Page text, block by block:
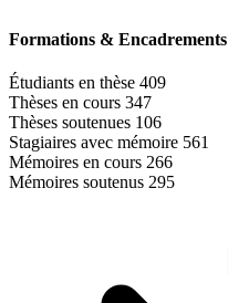
Formations & Encadrements
Étudiants en thèse 409
Thèses en cours 347
Thèses soutenues 106
Stagiaires avec mémoire 561
Mémoires en cours 266
Mémoires soutenus 295